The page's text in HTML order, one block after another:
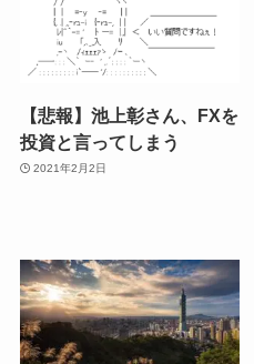
【悲報】池上彰さん、FXを
投資と言ってしまう
2021年2月2日